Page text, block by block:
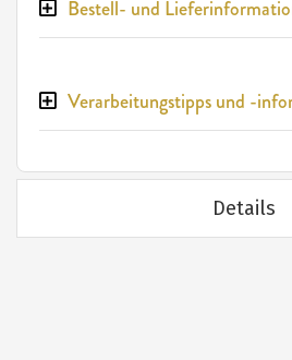
Bestell- und
Verarbeitungstipps und -
Details